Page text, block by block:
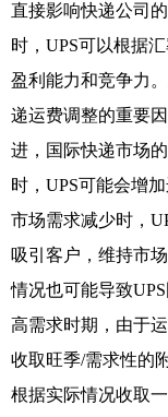
直接影响快递公司
时，UPS可以根据
盈利能力和竞争力
递运费调整的重要
进，国际快递市场
时，UPS可能会增
市场需求减少时，
吸引客户，维持市
情况也可能导致
高需求时期，由于
收取旺季/需求性的
根据实际情况收取